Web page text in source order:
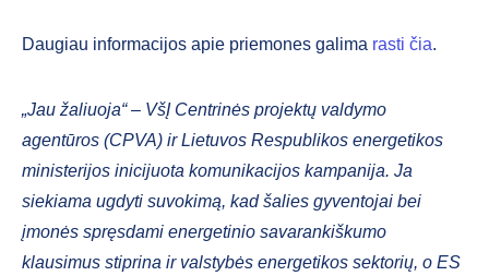
Daugiau informacijos apie priemones galima rasti čia.
„Jau žaliuoja“ – VšĮ Centrinės projektų valdymo
agentūros (CPVA) ir Lietuvos Respublikos energetikos
ministerijos inicijuota komunikacijos kampanija. Ja
siekiama ugdyti suvokimą, kad šalies gyventojai bei
įmonės spręsdami energetinio savarankiškumo
klausimus stiprina ir valstybės energetikos sektorių, o ES